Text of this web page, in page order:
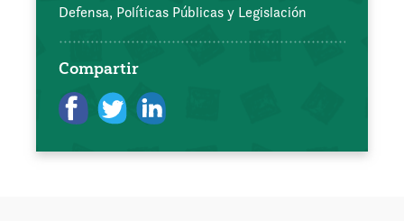
Defensa, Políticas Públicas y Legislación
Compartir